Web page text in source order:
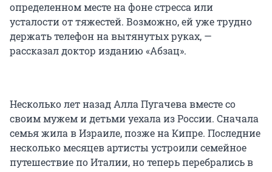
определенном месте на фоне стресса или
усталости от тяжестей. Возможно, ей уже трудно
держать телефон на вытянутых руках, —
рассказал доктор изданию «Абзац».
Несколько лет назад Алла Пугачева вместе со
своим мужем и детьми уехала из России. Сначала
семья жила в Израиле, позже на Кипре. Последние
несколько месяцев артисты устроили семейное
путешествие по Италии, но теперь перебрались в